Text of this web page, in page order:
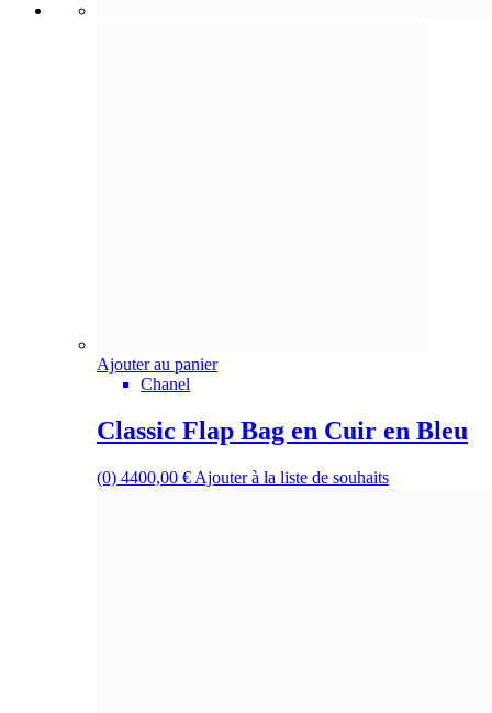
Ajouter au panier
Chanel
Classic Flap Bag en Cuir en Bleu
(0) 4400,00 € Ajouter à la liste de souhaits